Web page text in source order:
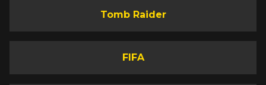
Tomb Raider
FIFA